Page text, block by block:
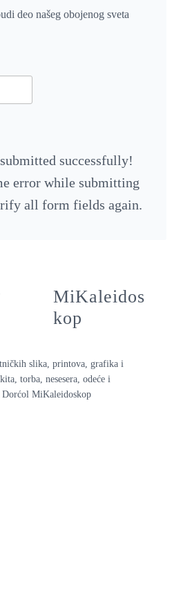
deo našeg obojenog sveta
successfully!
error while submitting
all form fields again.
MiKaleidos
kop
slika, printova, grafika i
torba, nesesera, odeće i
Dorćol MiKaleidoskop